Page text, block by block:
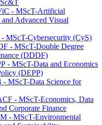
- MScT-Artificial
Advanced Visual
MScT-Cybersecurity (CyS)
- MScT-Double Degree
(DDDF)
- MScT-Data and Economics
(DEPP)
- MScT-Data Science for
- MScT-Economics, Data
Corporate Finance
- MScT-Environmental